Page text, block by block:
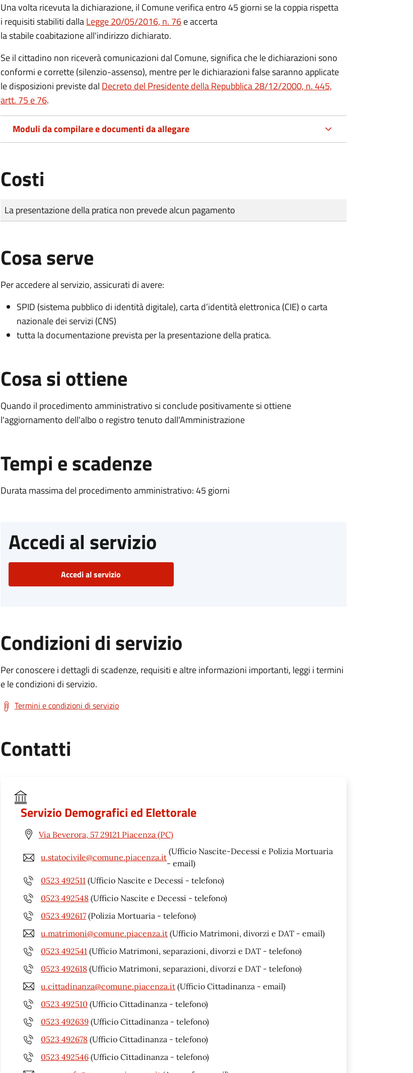
Una volta ricevuta la dichiarazione, il Comune verifica entro 45 giorni se la coppia rispetta
i requisiti stabiliti dallaLegge 20/05/2016, n. 76e accerta
la stabile coabitazione all'indirizzo dichiarato.
Se il cittadino non riceverà comunicazioni dal Comune, significa che le dichiarazioni sono
conformi e corrette (silenzio-assenso), mentre per le dichiarazioni false saranno applicate
le disposizioni previste dal Decreto del Presidente della Repubblica 28/12/2000, n. 445,
artt. 75 e 76.
Moduli da compilare e documenti da allegare
Costi
Tipo di pagamento
Importo
La presentazione della pratica non prevede alcun pagamento
Cosa serve
Per accedere al servizio, assicurati di avere:
SPID (sistema pubblico di identità digitale), carta d’identità elettronica (CIE) o carta
nazionale dei servizi (CNS)
tutta la documentazione prevista per la presentazione della pratica.
Cosa si ottiene
Quando il procedimento amministrativo si conclude positivamente si ottiene
l'aggiornamento dell'albo o registro tenuto dall'Amministrazione
Tempi e scadenze
Durata massima del procedimento amministrativo: 45 giorni
Accedi al servizio
Accedi al servizio
Condizioni di servizio
Per conoscere i dettagli di scadenze, requisiti e altre informazioni importanti, leggi i termini
e le condizioni di servizio.
Termini e condizioni di servizio
Contatti
Servizio Demografici ed Elettorale
Via Beverora, 57 29121 Piacenza (PC)
u.statocivile@comune.piacenza.it
(Ufficio Nascite-Decessi e Polizia Mortuaria
- email)
0523 492511 (Ufficio Nascite e Decessi - telefono)
0523 492548 (Ufficio Nascite e Decessi - telefono)
0523 492617 (Polizia Mortuaria - telefono)
u.matrimoni@comune.piacenza.it (Ufficio Matrimoni, divorzi e DAT - email)
0523 492541 (Ufficio Matrimoni, separazioni, divorzi e DAT - telefono)
0523 492618 (Ufficio Matrimoni, separazioni, divorzi e DAT - telefono)
u.cittadinanza@comune.piacenza.it (Ufficio Cittadinanza - email)
0523 492510 (Ufficio Cittadinanza - telefono)
0523 492639 (Ufficio Cittadinanza - telefono)
0523 492678 (Ufficio Cittadinanza - telefono)
0523 492546 (Ufficio Cittadinanza - telefono)